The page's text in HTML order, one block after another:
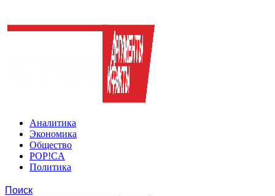
Аналитика
Экономика
Общество
POP!CA
Политика
Поиск